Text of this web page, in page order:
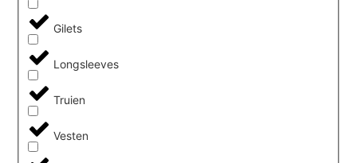
Gilets
Longsleeves
Truien
Vesten